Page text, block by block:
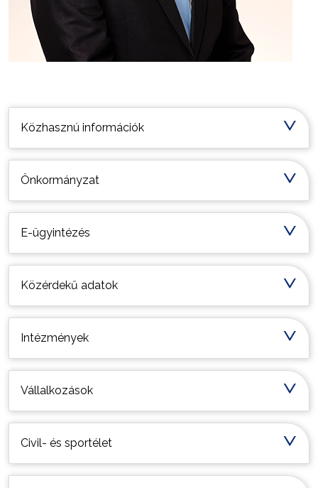
Közhasznú információk
Önkormányzat
E-ügyintézés
Közérdekű adatok
Intézmények
Vállalkozások
Civil- és sportélet